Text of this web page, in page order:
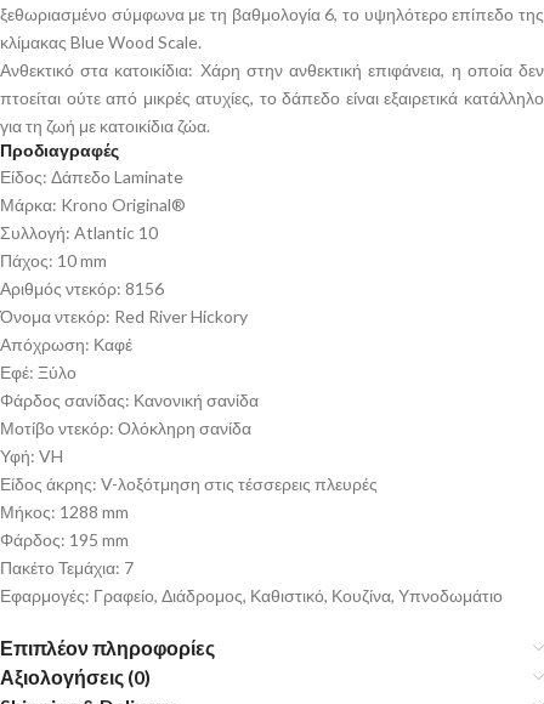
ξεθωριασμένο σύμφωνα με τη βαθμολογία 6, το υψηλότερο επίπεδο της
κλίμακας Blue Wood Scale.
Ανθεκτικό στα κατοικίδια: Χάρη στην ανθεκτική επιφάνεια, η οποία δεν
πτοείται ούτε από μικρές ατυχίες, το δάπεδο είναι εξαιρετικά κατάλληλο
για τη ζωή με κατοικίδια ζώα.
Προδιαγραφές
Είδος: Δάπεδο Laminate
Μάρκα: Krono Original®
Συλλογή: Atlantic 10
Πάχος: 10 mm
Αριθμός ντεκόρ: 8156
Όνομα ντεκόρ: Red River Hickory
Απόχρωση: Καφέ
Εφέ: Ξύλο
Φάρδος σανίδας: Κανονική σανίδα
Μοτίβο ντεκόρ: Ολόκληρη σανίδα
Υφή: VH
Είδος άκρης: V-λοξότμηση στις τέσσερεις πλευρές
Μήκος: 1288 mm
Φάρδος: 195 mm
Πακέτο Τεμάχια: 7
Εφαρμογές: Γραφείο, Διάδρομος, Καθιστικό, Κουζίνα, Υπνοδωμάτιο
Επιπλέον πληροφορίες
Αξιολογήσεις (0)